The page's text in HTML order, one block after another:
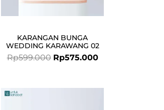
KARANGAN BUNGA
WEDDING KARAWANG 02
Rp599.000 Rp575.000